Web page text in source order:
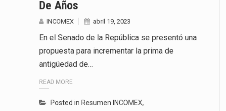
De Años
INCOMEX abril 19, 2023
En el Senado de la República se presentó una
propuesta para incrementar la prima de
antigüedad de…
READ MORE
Posted in Resumen INCOMEX,